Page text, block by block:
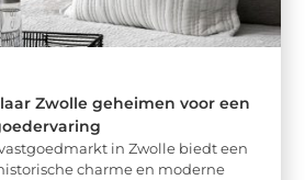
Zwolle geheimen voor een
in Zwolle biedt een
charme en moderne